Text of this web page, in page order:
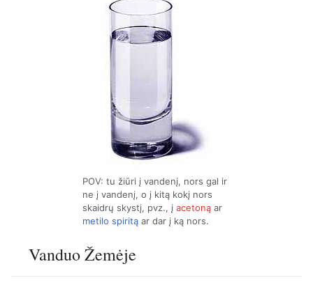
POV: tu žiūri į vandenį, nors gal ir
ne į vandenį, o į kitą kokį nors
skaidrų skystį, pvz., į acetoną ar
metilo spiritą ar dar į ką nors.
Vanduo Žemėje